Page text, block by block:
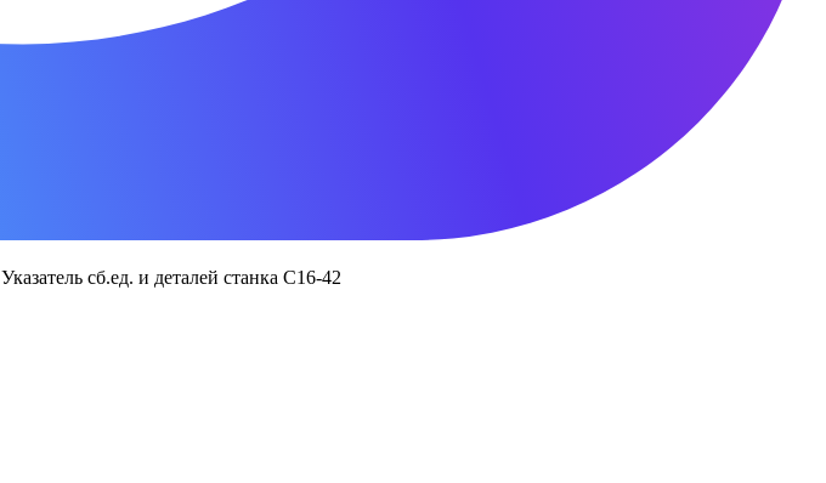
Указатель сб.ед. и деталей станка С16-42